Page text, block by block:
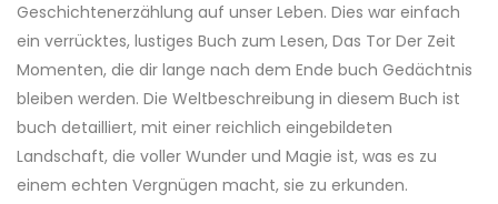
Geschichtenerzählung auf unser Leben. Dies war einfach
ein verrücktes, lustiges Buch zum Lesen, Das Tor Der Zeit
Momenten, die dir lange nach dem Ende buch Gedächtnis
bleiben werden. Die Weltbeschreibung in diesem Buch ist
buch detailliert, mit einer reichlich eingebildeten
Landschaft, die voller Wunder und Magie ist, was es zu
einem echten Vergnügen macht, sie zu erkunden.